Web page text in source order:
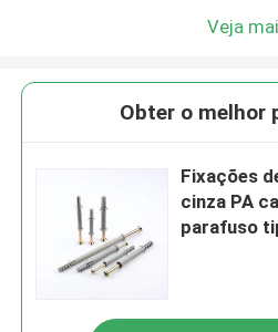
Veja
Obter o melhor
Fixações
cinza PA
parafuso